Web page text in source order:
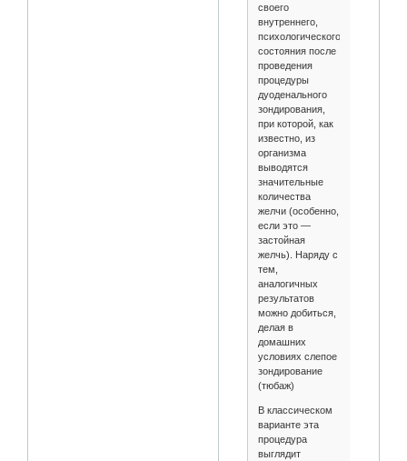
своего
внутреннего,
психологического
состояния после
проведения
процедуры
дуоденального
зондирования,
при которой, как
известно, из
организма
выводятся
значительные
количества
желчи (особенно,
если это —
застойная
желчь). Наряду с
тем,
аналогичных
результатов
можно добиться,
делая в
домашних
условиях слепое
зондирование
(тюбаж)
В классическом
варианте эта
процедура
выглядит